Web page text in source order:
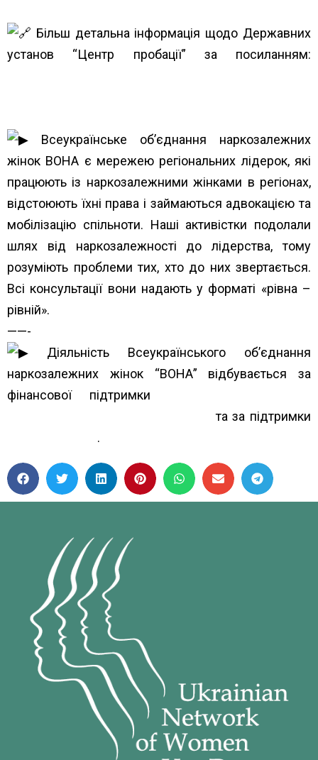
Більш детальна інформація щодо Державних
установ “Центр пробації” за посиланням:
Всеукраїнське об’єднання наркозалежних
жінок ВОНА є мережею регіональних лідерок, які
працюють із наркозалежними жінками в регіонах,
відстоюють їхні права і займаються адвокацією та
мобілізацію спільноти. Наші активістки подолали
шлях від наркозалежності до лідерства, тому
розуміють проблеми тих, хто до них звертається.
Всі консультації вони надають у форматі «рівна –
рівній».
——-
Діяльність Всеукраїнського об’єднання
наркозалежних жінок “ВОНА” відбувається за
фінансової підтримки
та за підтримки
.